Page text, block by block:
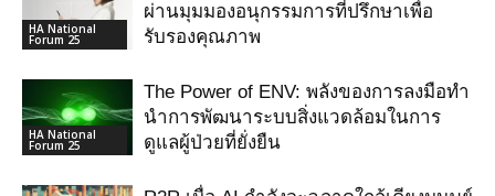
HA National
Forum 25
ผ่านมุมมองอนุกรรมการที่ปรึกษาเพื่อ
รับรองคุณภาพ
HA National
Forum 25
The Power of ENV: พลังของการลงมือทำ
นำการพัฒนาระบบสิ่งแวดล้อมในการ
ดูแลผู้ป่วยที่ยั่งยืน